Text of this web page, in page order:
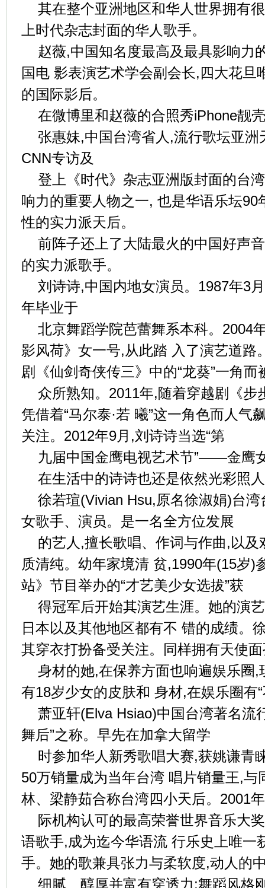
其在整个亚洲地区和华人世界拥有
上时代杂志封面的华人歌手。
赵薇,中国知名度最高及最具影响力
国电 影表演艺术学会副会长,四大花旦
的国际影后。
在微博里和赵薇的合照秀iPhone靓
张惠妹,中国台湾省人,流行歌坛亚洲
CNN专访及
登上《时代》杂志亚洲版封面的台
响力的重要人物之一, 也是华语乐坛90
性的实力派天后。
前阵子还上了大陆最火的中国好声
的实力派歌手。
刘诗诗,中国内地女演员。1987年3
年毕业于
北京舞蹈学院芭蕾舞系本科。2004
影风荷》女一号,从此踏 入了演艺道路
剧《仙剑奇侠传三》中的“龙葵”一角而
众所熟知。2011年,随着穿越剧《步
凭借着“马尔泰·若 曦”这一角色而人气
关注。2012年9月,刘诗诗当选“第
九届中国金鹰电视艺术节”——金鹰
在生活中的诗诗也还是依然光彩照
徐若瑄(Vivian Hsu,原名徐淑娟)台
女歌手、演员。是一名全方位发展
的艺人,擅长歌唱、作词与作曲,以
质清纯。幼年家境清 贫,1990年(15岁)
站》节目举办的“才艺美少女选拔”获
得冠军后开始其演艺生涯。她的演
日本以及其他地区都有不 错的成绩。
其穿衣打扮备受关注。同样拥有天使
身材的她,在保养方面也响遍娱乐圈,
有18岁少女的皮肤和 身材,在娱乐圈有
萧亚轩(Elva Hsiao)中国台湾著名流
舞后”之称。早先在加拿大留学
时参加华人新秀歌唱大赛,获姚谦青
50万销量成为当年台湾 唱片销量王,与
林、梁静茹合称台湾四小天后。2001
际机构认可的最高荣誉世界音乐大
语歌手,成为迄今华语流 行乐史上唯一
手。她的歌兼具张力与柔软度,动人的
细腻、醇厚并富有穿透力;舞蹈风格